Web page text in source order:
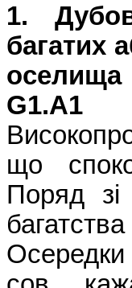
1.
багатих
G1.A1
що
Поряд зі
Осередки